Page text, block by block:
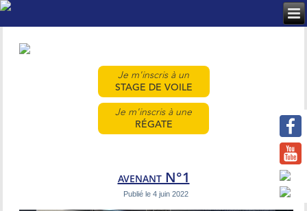
Je m'inscris à un
STAGE DE VOILE
Je m'inscris à une
RÉGATE
avenant N°1
Publié le 4 juin 2022